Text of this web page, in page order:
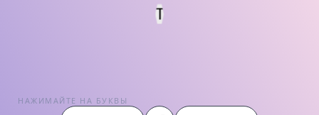
Т
НАЖИМАЙТЕ НА БУКВЫ